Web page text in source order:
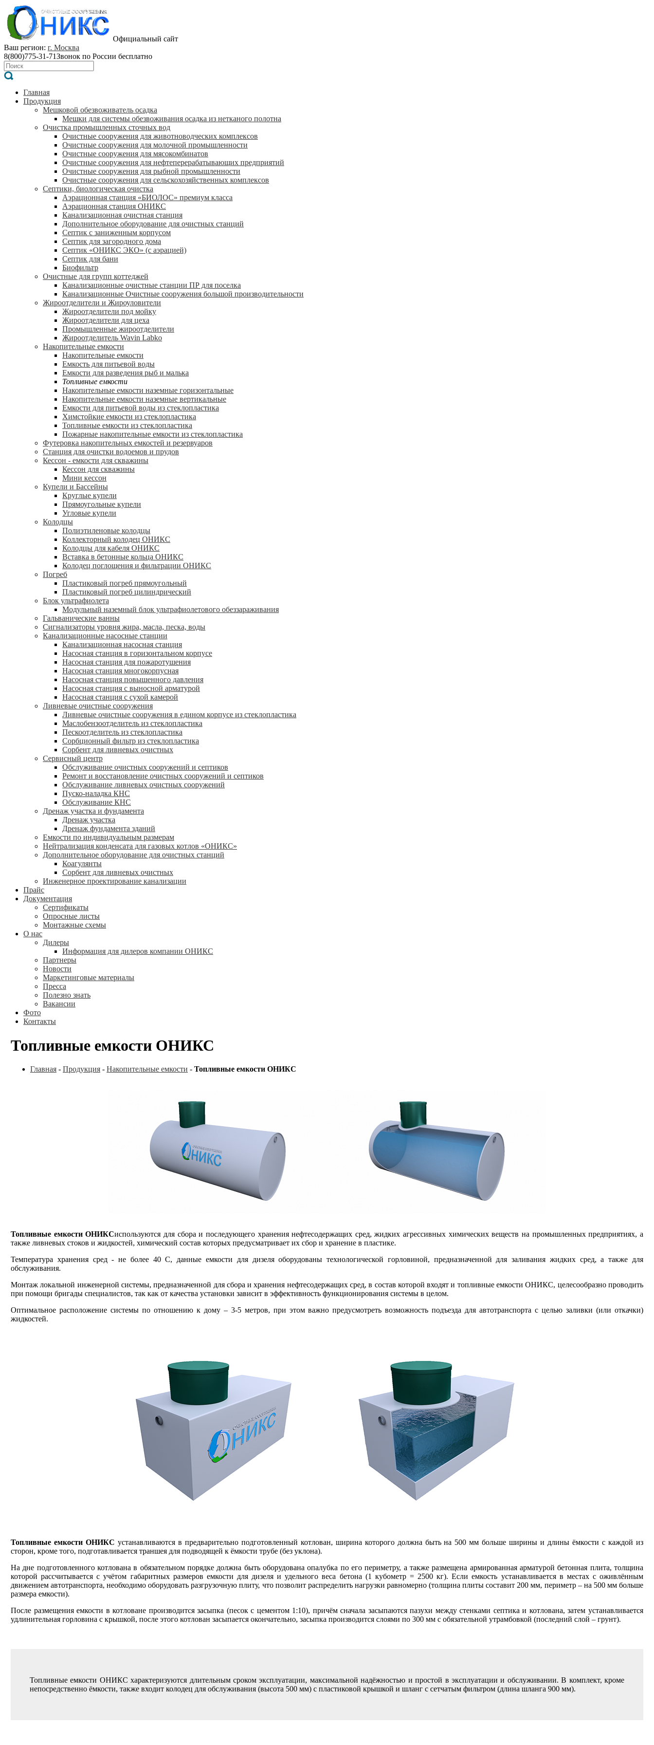
Официальный сайт
Ваш регион: г. Москва
8(800)775-31-71Звонок по России бесплатно
Главная
Продукция
Мешковой обезвоживатель осадка
Мешки для системы обезвоживания осадка из нетканого полотна
Очистка промышленных сточных вод
Очистные сооружения для животноводческих комплексов
Очистные сооружения для молочной промышленности
Очистные сооружения для мясокомбинатов
Очистные сооружения для нефтеперерабатывающих предприятий
Очистные сооружения для рыбной промышленности
Очистные сооружения для сельскохозяйственных комплексов
Септики, биологическая очистка
Аэрационная станция «БИОЛОС» премиум класса
Аэрационная станция ОНИКС
Канализационная очистная станция
Дополнительное оборудование для очистных станций
Септик с заниженным корпусом
Септик для загородного дома
Септик «ОНИКС ЭКО» (с аэрацией)
Септик для бани
Биофильтр
Очистные для групп коттеджей
Канализационные очистные станции ПР для поселка
Канализационные Очистные сооружения большой производительности
Жироотделители и Жироуловители
Жироотделители под мойку
Жироотделители для цеха
Промышленные жироотделители
Жироотделитель Wavin Labko
Накопительные емкости
Накопительные емкости
Емкость для питьевой воды
Емкости для разведения рыб и малька
Топливные емкости
Накопительные емкости наземные горизонтальные
Накопительные емкости наземные вертикальные
Емкости для питьевой воды из стеклопластика
Химстойкие емкости из стеклопластика
Топливные емкости из стеклопластика
Пожарные накопительные емкости из стеклопластика
Футеровка накопительных емкостей и резервуаров
Станция для очистки водоемов и прудов
Кессон - емкости для скважины
Кессон для скважины
Мини кессон
Купели и Бассейны
Круглые купели
Прямоугольные купели
Угловые купели
Колодцы
Полиэтиленовые колодцы
Коллекторный колодец ОНИКС
Колодцы для кабеля ОНИКС
Вставка в бетонные кольца ОНИКС
Колодец поглощения и фильтрации ОНИКС
Погреб
Пластиковый погреб прямоугольный
Пластиковый погреб цилиндрический
Блок ультрафиолета
Модульный наземный блок ультрафиолетового обеззараживания
Гальванические ванны
Сигнализаторы уровня жира, масла, песка, воды
Канализационные насосные станции
Канализационная насосная станция
Насосная станция в горизонтальном корпусе
Насосная станция для пожаротушения
Насосная станция многокорпусная
Насосная станция повышенного давления
Насосная станция с выносной арматурой
Насосная станция с сухой камерой
Ливневые очистные сооружения
Ливневые очистные сооружения в едином корпусе из стеклопластика
Маслобензоотделитель из стеклопластика
Пескоотделитель из стеклопластика
Сорбционный фильтр из стеклопластика
Сорбент для ливневых очистных
Сервисный центр
Обслуживание очистных сооружений и септиков
Ремонт и восстановление очистных сооружений и септиков
Обслуживание ливневых очистных сооружений
Пуско-наладка КНС
Обслуживание КНС
Дренаж участка и фундамента
Дренаж участка
Дренаж фундамента зданий
Емкости по индивидуальным размерам
Нейтрализация конденсата для газовых котлов «ОНИКС»
Дополнительное оборудование для очистных станций
Коагулянты
Сорбент для ливневых очистных
Инженерное проектирование канализации
Прайс
Документация
Сертификаты
Опросные листы
Монтажные схемы
О нас
Дилеры
Информация для дилеров компании ОНИКС
Партнеры
Новости
Маркетинговые материалы
Пресса
Полезно знать
Вакансии
Фото
Контакты
Топливные емкости ОНИКС
Главная - Продукция - Накопительные емкости - Топливные емкости ОНИКС
Топливные емкости ОНИКСиспользуются для сбора и последующего хранения нефтесодержащих сред, жидких агрессивных химических веществ на промышленных предприятиях, а
также ливневых стоков и жидкостей, химический состав которых предусматривает их сбор и хранение в пластике.
Температура хранения сред - не более 40 С, данные емкости для дизеля оборудованы технологической горловиной, предназначенной для заливания жидких сред, а также для
обслуживания.
Монтаж локальной инженерной системы, предназначенной для сбора и хранения нефтесодержащих сред, в состав которой входят и топливные емкости ОНИКС, целесообразно проводить
при помощи бригады специалистов, так как от качества установки зависит в эффективность функционирования системы в целом.
Оптимальное расположение системы по отношению к дому – 3-5 метров, при этом важно предусмотреть возможность подъезда для автотранспорта с целью заливки (или откачки)
жидкостей.
Топливные емкости ОНИКС устанавливаются в предварительно подготовленный котлован, ширина которого должна быть на 500 мм больше ширины и длины ёмкости с каждой из
сторон, кроме того, подготавливается траншея для подводящей к ёмкости трубе (без уклона).
На дне подготовленного котлована в обязательном порядке должна быть оборудована опалубка по его периметру, а также размещена армированная арматурой бетонная плита, толщина
которой рассчитывается с учётом габаритных размеров емкости для дизеля и удельного веса бетона (1 кубометр = 2500 кг). Если емкость устанавливается в местах с оживлённым
движением автотранспорта, необходимо оборудовать разгрузочную плиту, что позволит распределить нагрузки равномерно (толщина плиты составит 200 мм, периметр – на 500 мм больше
размера емкости).
После размещения емкости в котловане производится засыпка (песок с цементом 1:10), причём сначала засыпаются пазухи между стенками септика и котлована, затем устанавливается
удлинительная горловина с крышкой, после этого котлован засыпается окончательно, засыпка производится слоями по 300 мм с обязательной утрамбовкой (последний слой – грунт).
Топливные емкости ОНИКС характеризуются длительным сроком эксплуатации, максимальной надёжностью и простой в эксплуатации и обслуживании. В комплект, кроме
непосредственно ёмкости, также входит колодец для обслуживания (высота 500 мм) с пластиковой крышкой и шланг с сетчатым фильтром (длина шланга 900 мм).